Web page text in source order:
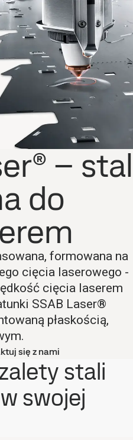
– stal
do
formowana na
cięcia laserowego -
cięcia laserem
SSAB Laser®
płaskością,
się z nami
stali
swojej